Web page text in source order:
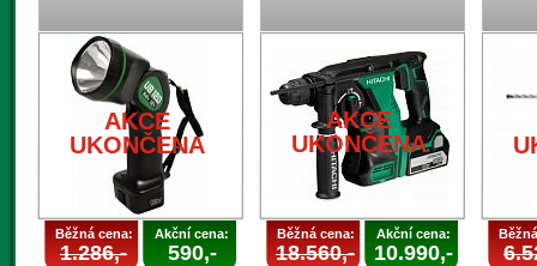
AKCE
UKONČENA
Běžná cena:
1.286,-
Akční cena:
590,-
AKCE
UKONČENA
Běžná cena:
18.560,-
Akční cena:
10.990,-